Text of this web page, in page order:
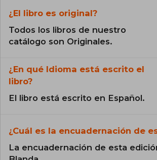
¿El libro es original?
Todos los libros de nuestro
catálogo son Originales.
¿En qué Idioma está escrito el
libro?
El libro está escrito en Español.
¿Cuál es la encuadernación de
La encuadernación de esta